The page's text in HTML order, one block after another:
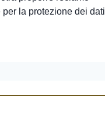
la protezione dei dati